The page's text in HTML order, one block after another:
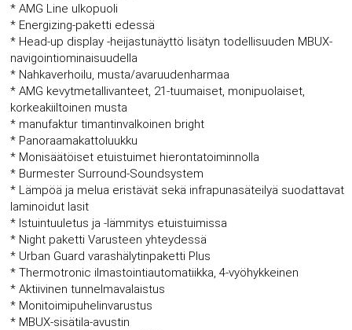
* AMG Line ulkopuoli
* Energizing-paketti edessä
* Head-up display -heijastunäyttö lisätyn todellisuuden MBUX-
navigointiominaisuudella
* Nahkaverhoilu, musta/avaruudenharmaa
* AMG kevytmetallivanteet, 21-tuumaiset, monipuolaiset,
korkeakiiltoinen musta
* manufaktur timantinvalkoinen bright
* Panoraamakattoluukku
* Monisäätöiset etuistuimet hierontatoiminnolla
* Burmester Surround-Soundsystem
* Lämpöä ja melua eristävät sekä infrapunasäteilyä suodattavat
laminoidut lasit
* Istuintuuletus ja -lämmitys etuistuimissa
* Night paketti Varusteen yhteydessä
* Urban Guard varashälytinpaketti Plus
* Thermotronic ilmastointiautomatiikka, 4-vyöhykkeinen
* Aktiivinen tunnelmavalaistus
* Monitoimipuhelinvarustus
* MBUX-sisätila-avustin